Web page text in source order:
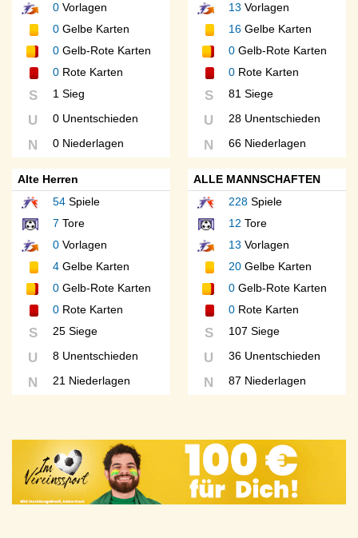
0 Vorlagen
0 Gelbe Karten
0 Gelb-Rote Karten
0 Rote Karten
S 1 Sieg
U 0 Unentschieden
N 0 Niederlagen
13 Vorlagen
16Gelbe Karten
0Gelb-Rote Karten
0Rote Karten
S 81 Siege
U 28 Unentschieden
N 66 Niederlagen
Alte Herren
54 Spiele
7 Tore
0 Vorlagen
4 Gelbe Karten
0 Gelb-Rote Karten
0 Rote Karten
S 25 Siege
U 8 Unentschieden
N 21 Niederlagen
ALLE MANNSCHAFTEN
228Spiele
12 Tore
13 Vorlagen
20Gelbe Karten
0Gelb-Rote Karten
0Rote Karten
S 107 Siege
U 36 Unentschieden
N 87 Niederlagen